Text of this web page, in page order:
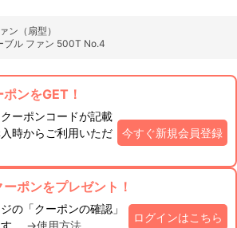
ン（扇型）
ブル ファン 500T No.4
ンをGET！
ーポンコードが記載
時からご利用いただ
今すぐ新規会員登録
ポンをプレゼント！
の「クーポンの確認」
ログインはこちら